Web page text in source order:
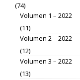
(74)
Volumen 1 – 2022
(11)
Volumen 2 – 2022
(12)
Volumen 3 – 2022
(13)